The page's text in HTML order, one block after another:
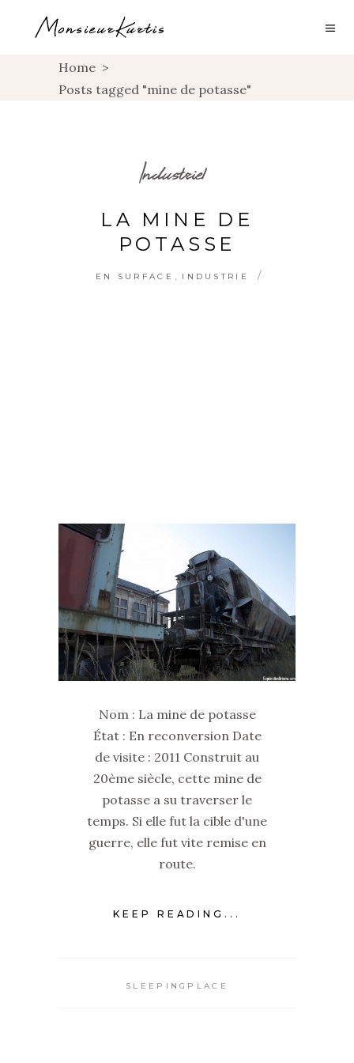
Home >
Posts tagged "mine de potasse"
Industriel
LA MINE DE
POTASSE
EN SURFACE INDUSTRIE
Nom : La mine de potasse
État : En reconversion Date
de visite : 2011 Construit au
20ème siècle, cette mine de
potasse a su traverser le
temps. Si elle fut la cible d'une
guerre, elle fut vite remise en
route.
KEEP READING...
SLEEPINGPLACE